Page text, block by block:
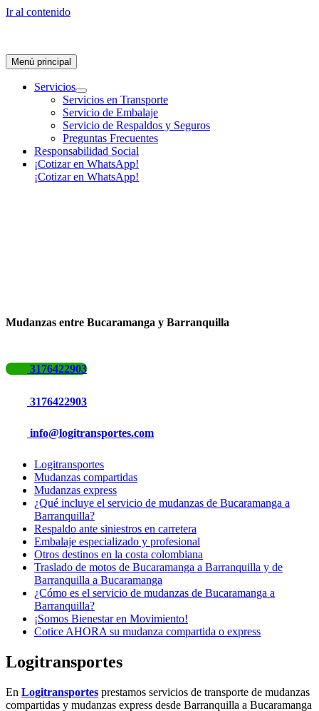
Ir al contenido
Menú principal
Servicios
Servicios en Transporte
Servicio de Embalaje
Servicio de Respaldos y Seguros
Preguntas Frecuentes
Responsabilidad Social
¡Cotizar en WhatsApp!
¡Cotizar en WhatsApp!
Mudanzas entre Bucaramanga y Barranquilla
3176422903
3176422903
info@logitransportes.com
Logitransportes
Mudanzas compartidas
Mudanzas express
¿Qué incluye el servicio de mudanzas de Bucaramanga a
Barranquilla?
Respaldo ante siniestros en carretera
Embalaje especializado y profesional
Otros destinos en la costa colombiana
Traslado de motos de Bucaramanga a Barranquilla y de
Barranquilla a Bucaramanga
¿Cómo es el servicio de mudanzas de Bucaramanga a
Barranquilla?
¡Somos Bienestar en Movimiento!
Cotice AHORA su mudanza compartida o express
Logitransportes
En Logitransportes prestamos servicios de transporte de mudanzas
compartidas y mudanzas express desde Barranquilla a Bucaramanga